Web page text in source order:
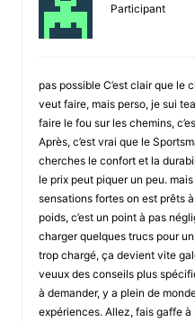
Participant
pas possible C’est clair que le
veut faire, mais perso, je sui
faire le fou sur les chemins,
Après, c’est vrai que le
cherches le confort et la
le prix peut piquer un peu.
sensations fortes on est prêts
poids, c’est un point à pas
charger quelques trucs pour
trop chargé, ça devient vite
veuux des conseils plus
à demander, y a plein de
expériences. Allez, fais gaffe